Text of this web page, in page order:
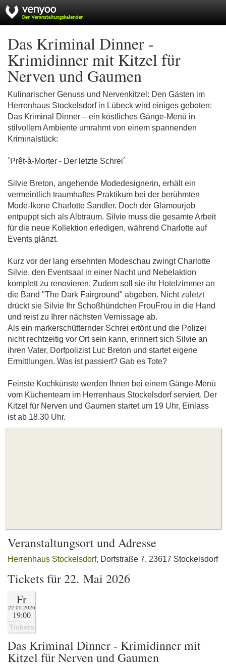
Das Kriminal Dinner -
Krimidinner mit Kitzel für
Nerven und Gaumen
Kulinarischer Genuss und Nervenkitzel: Den Gästen im
Herrenhaus Stockelsdorf in Lübeck wird einiges geboten:
Das Kriminal Dinner – ein köstliches Gänge-Menü in
stilvollem Ambiente umrahmt von einem spannenden
Kriminalstück:
´Prêt-à-Morter - Der letzte Schrei´
Silvie Breton, angehende Modedesignerin, erhält ein
vermeintlich traumhaftes Praktikum bei der berühmten
Mode-Ikone Charlotte Sandler. Doch der Glamourjob
entpuppt sich als Albtraum. Silvie muss die gesamte Arbeit
für die neue Kollektion erledigen, während Charlotte auf
Events glänzt.
Kurz vor der lang ersehnten Modeschau zwingt Charlotte
Silvie, den Eventsaal in einer Nacht und Nebelaktion
komplett zu renovieren. Zudem soll sie ihr Hotelzimmer an
die Band "The Dark Fairground" abgeben. Nicht zuletzt
drückt sie Silvie Ihr Schoßhündchen FrouFrou in die Hand
und reist zu Ihrer nächsten Vernissage ab.
Als ein markerschütternder Schrei ertönt und die Polizei
nicht rechtzeitig vor Ort sein kann, erinnert sich Silvie an
ihren Vater, Dorfpolizist Luc Breton und startet eigene
Ermittlungen. Was ist passiert? Gab es Tote?
Feinste Kochkünste werden Ihnen bei einem Gänge-Menü
vom Küchenteam im Herrenhaus Stockelsdorf serviert. Der
Kitzel für Nerven und Gaumen startet um 19 Uhr, Einlass
ist ab 18.30 Uhr.
Veranstaltungsort und Adresse
Herrenhaus Stockelsdorf, Dorfstraße 7, 23617 Stockelsdorf
Tickets für 22. Mai 2026
Fr
22.05.2026
19:00
Tickets
Das Kriminal Dinner - Krimidinner mit
Kitzel für Nerven und Gaumen